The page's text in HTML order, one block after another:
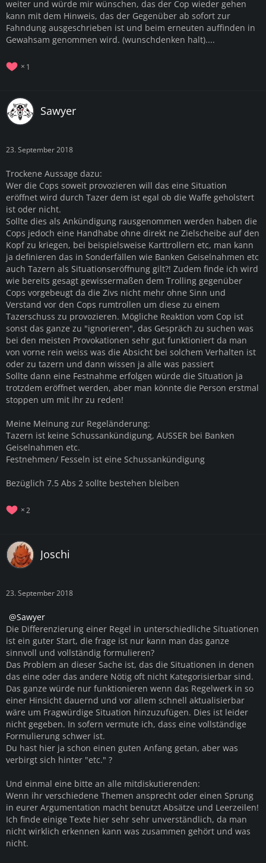
weiter und würde mir wünschen, das der Cop wieder gehen
kann mit dem Hinweis, das der Gegenüber ab sofort zur
Fahndung ausgeschrieben ist und beim erneuten auffinden in
Gewahsam genommen wird. (wunschdenken halt)....
1
Sawyer
23. September 2018
Trockene Aussage dazu:
Wer die Cops soweit provozieren will das eine Situation
eröffnet wird durch Tazer dem ist egal ob die Waffe geholstert
ist oder nicht.
Sollte dies als Ankündigung rausgenommen werden haben die
Cops jedoch eine Handhabe ohne direkt ne Zielscheibe auf den
Kopf zu kriegen, bei beispielsweise Karttrollern etc, man kann
ja definieren das in Sonderfällen wie Banken Geiselnahmen etc
auch Tazern als Situationseröffnung gilt?! Zudem finde ich wird
wie bereits gesagt gewissermaßen dem Trolling gegenüber
Cops vorgebeugt da die Zivs nicht mehr ohne Sinn und
Verstand vor den Cops rumtrollen um diese zu einem
Tazerschuss zu provozieren. Mögliche Reaktion vom Cop ist
sonst das ganze zu "ignorieren", das Gespräch zu suchen was
bei den meisten Provokationen sehr gut funktioniert da man
von vorne rein weiss was die Absicht bei solchem Verhalten ist
oder zu tazern und dann wissen ja alle was passiert
Sollte dann eine Festnahme erfolgen würde die Situation ja
trotzdem eröffnet werden, aber man könnte die Person erstmal
stoppen um mit ihr zu reden!
Meine Meinung zur Regeländerung:
Tazern ist keine Schussankündigung, AUSSER bei Banken
Geiselnahmen etc.
Festnehmen/ Fesseln ist eine Schussankündigung
Bezüglich 7.5 Abs 2 sollte bestehen bleiben
2
Joschi
23. September 2018
Sawyer
Die Differenzierung einer Regel in unterschiedliche Situationen
ist ein guter Start, die frage ist nur kann man das ganze
sinnvoll und vollständig formulieren?
Das Problem an dieser Sache ist, das die Situationen in denen
das eine oder das andere Nötig oft nicht Kategorisierbar sind.
Das ganze würde nur funktionieren wenn das Regelwerk in so
einer Hinsicht dauernd und vor allem schnell aktualisierbar
wäre um Fragwürdige Situation hinzuzufügen. Dies ist leider
nicht gegeben. In sofern vermute ich, dass eine vollständige
Formulierung schwer ist.
Du hast hier ja schon einen guten Anfang getan, aber was
verbirgt sich hinter "etc." ?
Und einmal eine bitte an alle mitdiskutierenden:
Wenn ihr verschiedene Themen ansprecht oder einen Sprung
in eurer Argumentation macht benutzt Absätze und Leerzeilen!
Ich finde einige Texte hier sehr sehr unverständlich, da man
nicht wirklich erkennen kann was zusammen gehört und was
nicht.